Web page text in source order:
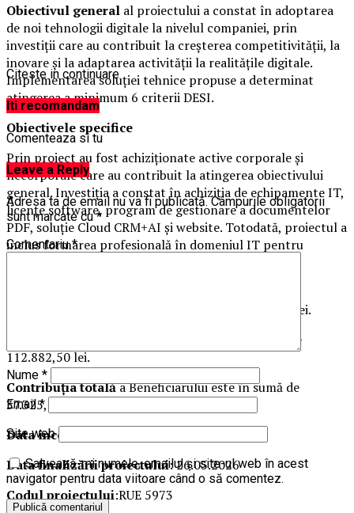
Obiectivul general al proiectului a constat în adoptarea
de noi tehnologii digitale la nivelul companiei, prin
investiții care au contribuit la creșterea competitivității, la
inovare și la adaptarea activității la realitățile digitale.
Implementarea soluției tehnice propuse a determinat
atingerea a minimum 6 criterii DESI.
Obiectivele specifice
Prin proiect au fost achiziționate active corporale și
necorporale care au contribuit la atingerea obiectivului
general. Investiția a constat în achiziția de echipamente IT,
licențe software, program de gestionare a documentelor
PDF, soluție Cloud CRM+AI și website. Totodată, proiectul a
inclus formarea profesională în domeniul IT pentru
este de 150.207,75 lei.
este în sumă maximă de
112.882,50 lei.
Contribuția totalăa Beneficiarului este în sumă de
37.325,25 lei.
Data începerii proiectului
Data finalizării proiectului: 26.05.2026
Codul proiectului:RUE 5973
Citeste in continuare
Iti recomandam
Comenteaza si tu
Leave a Reply
Adresa ta de email nu va fi publicată. Câmpurile obligatorii
sunt marcate cu*
Comentariu*
Nume *
Email*
Site web
Salvează-mi numele, emailul și site-ul web în acest
navigator pentru data viitoare când o să comentez.